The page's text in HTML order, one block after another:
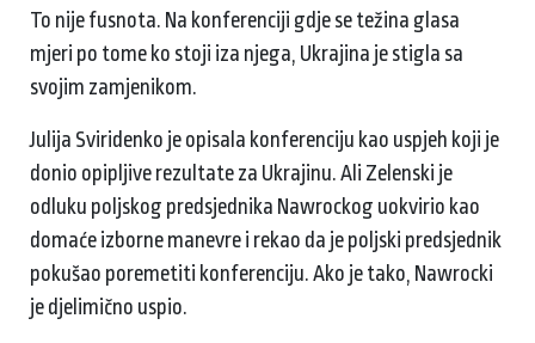
To nije fusnota. Na konferenciji gdje se težina glasa
mjeri po tome ko stoji iza njega, Ukrajina je stigla sa
svojim zamjenikom.
Julija Sviridenko je opisala konferenciju kao uspjeh koji je
donio opipljive rezultate za Ukrajinu. Ali Zelenski je
odluku poljskog predsjednika Nawrockog uokvirio kao
domaće izborne manevre i rekao da je poljski predsjednik
pokušao poremetiti konferenciju. Ako je tako, Nawrocki
je djelimično uspio.